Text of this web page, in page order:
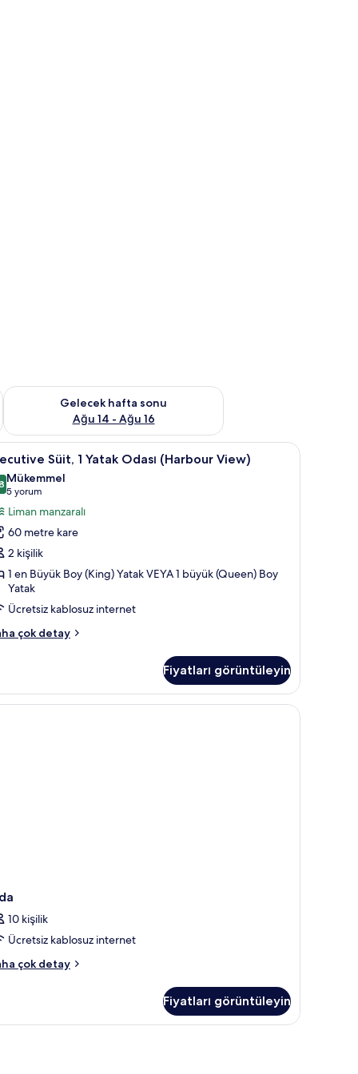
7 - Ağu 9
Gelecek hafta sonu
Ağu 14 - Ağu 16
Önümüzdeki hafta sonu için müsaitliği kontrol et Ağu 14 -
Odada kasa, masa, ütü/ütü masası, ücretsiz beşik/çocuk yatağı
Executive Süit, 1 Yatak Odası (Harbour
8 Süit, 1 Yatak Odası (Harbour View)
/ 10
Mükemmel
5 yorum
(5
yorum)
Liman manzaralı
60 metre kare
2 kişilik
1 en Büyük Boy (King) Yatak VEYA 1 büyük (Queen) Boy
Yatak
Ücretsiz kablosuz internet
çok detay
Fiyatları görüntüleyin
10 kişilik
Ücretsiz kablosuz internet
çok detay
Fiyatları görüntüleyin